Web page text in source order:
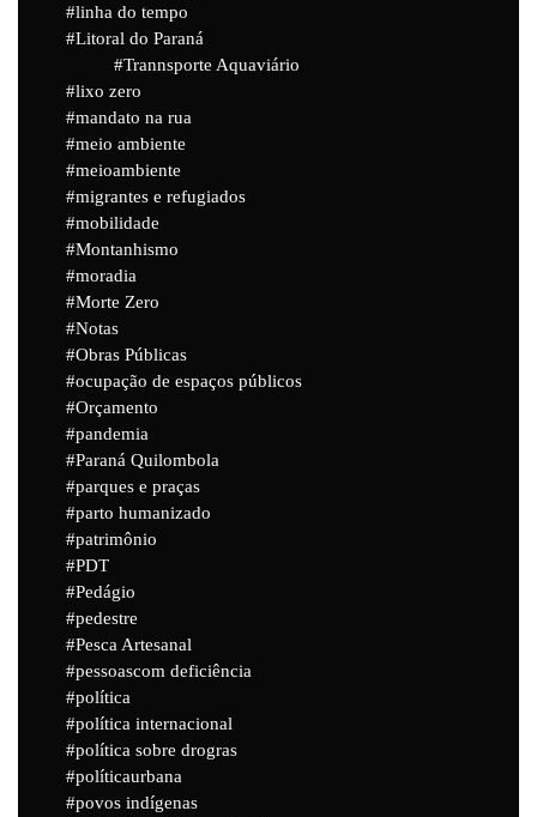
linha do tempo
Litoral do Paraná
Trannsporte Aquaviário
lixo zero
mandato na rua
meio ambiente
meioambiente
migrantes e refugiados
mobilidade
Montanhismo
moradia
Morte Zero
Notas
Obras Públicas
ocupação de espaços públicos
Orçamento
pandemia
Paraná Quilombola
parques e praças
parto humanizado
patrimônio
PDT
Pedágio
pedestre
Pesca Artesanal
pessoascom deficiência
política
política internacional
política sobre drogras
políticaurbana
povos indígenas